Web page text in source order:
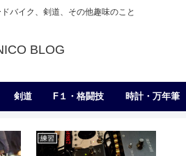
バイク、剣道、その他趣味のこと
BLOG
剣道 F１・格闘技 時計・万年筆
練習